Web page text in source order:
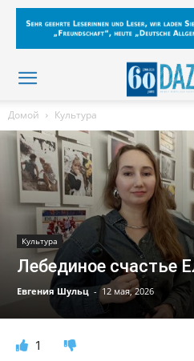
Домой Культура
Культура
Лебединое счастье
Евгения Шульц - 12 мая, 2026
1